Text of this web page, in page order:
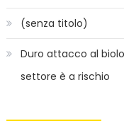
(senza titolo)
Duro attacco al
settore è a rischio